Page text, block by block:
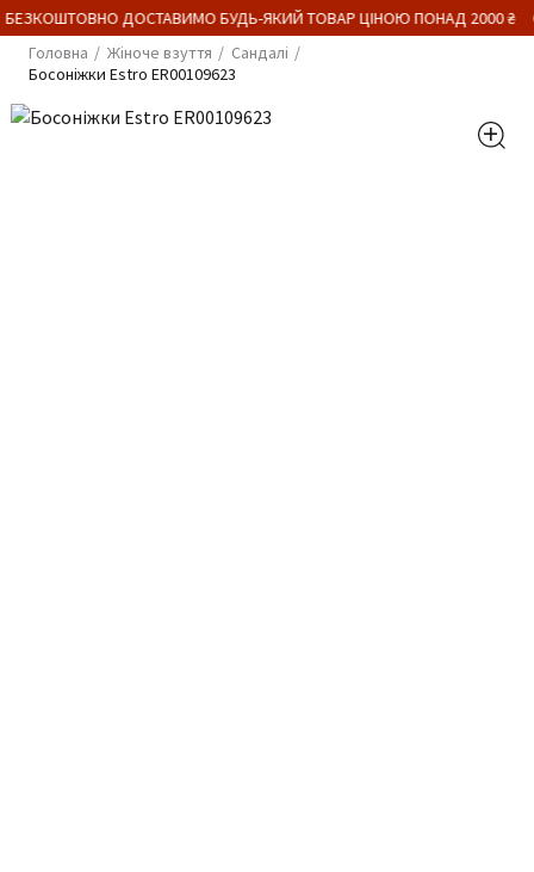
ДОСТАВИМО БУДЬ-ЯКИЙ ТОВАР ЦІНОЮ ПОНАД 2000 ₴
Головна
Жіноче взуття
Сандалі
Босоніжки Estro ER00109623